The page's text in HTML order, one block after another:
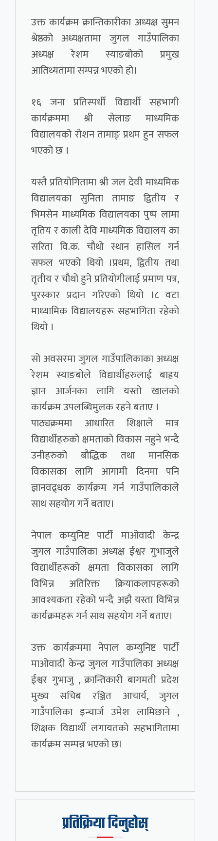
उक्त कार्यक्रम क्रान्तिकारीका अध्यक्ष सुमन
श्रेष्ठको अध्यक्षतामा जुगल गाउँपालिका
अध्यक्ष रेशम स्याङबोको प्रमुख
आतिथ्यतामा सम्पन्न भएको हो।
१६ जना प्रतिस्पर्धी विद्यार्थी सहभागी
कार्यक्रममा श्री सेलाङ माध्यमिक
विद्यालयको रोशन तामाङ् प्रथम हुन सफल
भएको छ ।
यस्तै प्रतियोगितामा श्री जल देवी माध्यमिक
विद्यालयका सुनिता तामाङ द्वितीय र
भिमसेन माध्यमिक विद्यालयका पुष्प लामा
तृतिय र काली देवि माध्यमिक विद्यालय का
सरिता वि.क. चौथो स्थान हासिल गर्न
सफल भएको थियो ।प्रथम, द्वितीय तथा
तृतीय र चौथो हुने प्रतियोगीलाई प्रमाण पत्र,
पुरस्कार प्रदान गरिएको थियो ।८ वटा
माध्यामिक विद्यालयहरू सहभागिता रहेको
थियो ।
सो अवसरमा जुगल गाउँपालिकाका अध्यक्ष
रेशम स्याङबोले विद्यार्थीहरुलाई बाह्रय
ज्ञान आर्जनका लागि यस्तो खालको
कार्यक्रम उपलब्धिमुलक रहने बताए ।
पाठ्यक्रममा आधारित शिक्षाले मात्र
विद्यार्थीहरुको क्षमताको विकास नहुने भन्दै
उनीहरुको बौद्धिक तथा मानसिक
विकासका लागि आगामी दिनमा पनि
ज्ञानवद्र्धक कार्यक्रम गर्न गाउँपालिकाले
साथ सहयोग गर्ने बताए।
नेपाल कम्युनिष्ट पार्टी माओवादी केन्द्र
जुगल गाउँपालिका अध्यक्ष ईश्वर गुभाजुले
विद्यार्थीहरूको क्षमता विकासका लागि
विभिन्न अतिरिक्त क्रियाकलापहरूको
आवश्यकता रहेको भन्दै अझै यस्ता विभिन्न
कार्यक्रमहरू गर्न साथ सहयोग गर्ने बताए।
उक्त कार्यक्रममा नेपाल कम्युनिष्ट पार्टी
माओवादी केन्द्र जुगल गाउँपालिका अध्यक्ष
ईश्वर गुभाजु , क्रान्तिकारी बागमती प्रदेश
मुख्य सचिब रञ्जित आचार्य, जुगल
गाउँपालिका इन्चार्ज उमेश लामिछाने ,
शिक्षक विद्यार्थी लगायतको सहभागितामा
कार्यक्रम सम्पन्न भएको छ।
प्रतिक्रिया दिनुहोस्